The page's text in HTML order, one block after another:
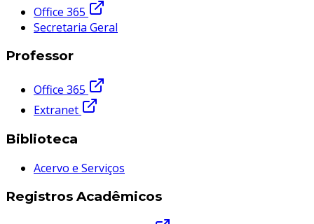
Office 365
Secretaria Geral
Professor
Office 365
Extranet
Biblioteca
Acervo e Serviços
Registros Acadêmicos